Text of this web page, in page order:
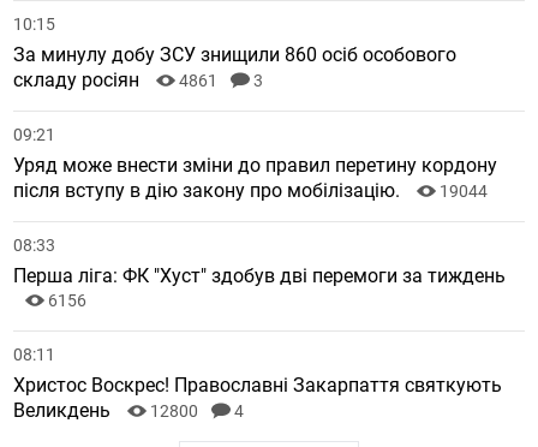
10:15
За минулу добу ЗСУ знищили 860 осіб особового
складу росіян
4861 3
09:21
Уряд може внести зміни до правил перетину кордону
після вступу в дію закону про мобілізацію.
19044
08:33
Перша ліга: ФК "Хуст" здобув дві перемоги за тиждень
6156
08:11
Христос Воскрес! Православні Закарпаття святкують
Великдень
12800 4